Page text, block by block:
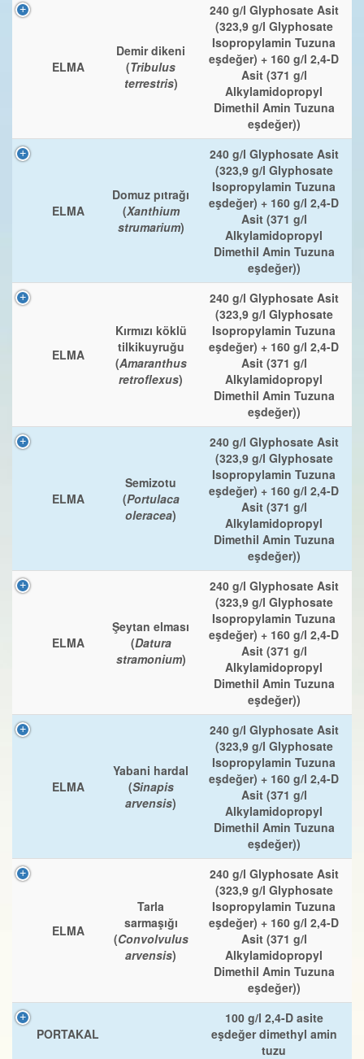
ELMA
Demir dikeni
(Tribulus
terrestris)
240 g/l Glyphosate Asit
(323,9 g/l Glyphosate
Isopropylamin Tuzuna
eşdeğer) + 160 g/l 2,4-D
Asit (371 g/l
Alkylamidopropyl
Dimethil Amin Tuzuna
eşdeğer))
ELMA
Domuz pıtrağı
(Xanthium
strumarium)
240 g/l Glyphosate Asit
(323,9 g/l Glyphosate
Isopropylamin Tuzuna
eşdeğer) + 160 g/l 2,4-D
Asit (371 g/l
Alkylamidopropyl
Dimethil Amin Tuzuna
eşdeğer))
ELMA
Kırmızı köklü
tilkikuyruğu
(Amaranthus
retroflexus)
240 g/l Glyphosate Asit
(323,9 g/l Glyphosate
Isopropylamin Tuzuna
eşdeğer) + 160 g/l 2,4-D
Asit (371 g/l
Alkylamidopropyl
Dimethil Amin Tuzuna
eşdeğer))
ELMA
Semizotu
(Portulaca
oleracea)
240 g/l Glyphosate Asit
(323,9 g/l Glyphosate
Isopropylamin Tuzuna
eşdeğer) + 160 g/l 2,4-D
Asit (371 g/l
Alkylamidopropyl
Dimethil Amin Tuzuna
eşdeğer))
ELMA
Şeytan elması
(Datura
stramonium)
240 g/l Glyphosate Asit
(323,9 g/l Glyphosate
Isopropylamin Tuzuna
eşdeğer) + 160 g/l 2,4-D
Asit (371 g/l
Alkylamidopropyl
Dimethil Amin Tuzuna
eşdeğer))
ELMA
Yabani hardal
(Sinapis
arvensis)
240 g/l Glyphosate Asit
(323,9 g/l Glyphosate
Isopropylamin Tuzuna
eşdeğer) + 160 g/l 2,4-D
Asit (371 g/l
Alkylamidopropyl
Dimethil Amin Tuzuna
eşdeğer))
ELMA
Tarla
sarmaşığı
(Convolvulus
arvensis)
240 g/l Glyphosate Asit
(323,9 g/l Glyphosate
Isopropylamin Tuzuna
eşdeğer) + 160 g/l 2,4-D
Asit (371 g/l
Alkylamidopropyl
Dimethil Amin Tuzuna
eşdeğer))
PORTAKAL
100 g/l 2,4-D asite
eşdeğer dimethyl amin
tuzu